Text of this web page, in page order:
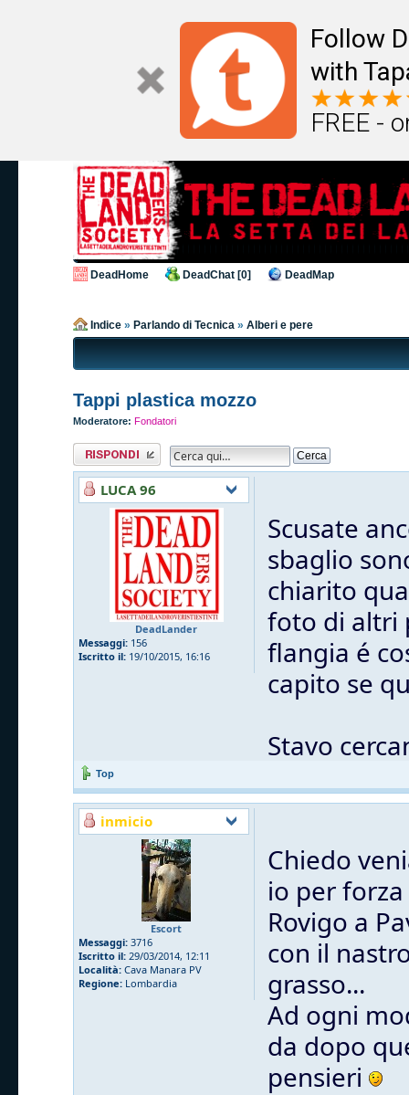
Follow
with
FREE -
DeadHome DeadChat [0] DeadMap
Indice » Parlando di Tecnica » Alberi e pere
Tappi plastica mozzo
Moderatore: Fondatori
Rispondi al
messaggio
LUCA 96
DeadLander
Messaggi: 156
Iscritto il: 19/10/2015, 16:16
Scusate
sbaglio
chiarito
foto di altri
flangia é
capito se
Stavo
Top
inmicio
Escort
Messaggi: 3716
Iscritto il: 29/03/2014, 12:11
Località: Cava Manara PV
Regione: Lombardia
Chiedo
io per
Rovigo a
con il
grasso...
Ad ogni
da dopo
pensieri